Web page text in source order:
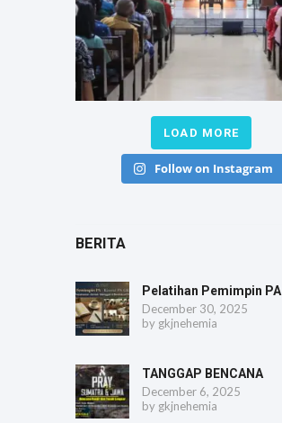
LOAD MORE
Follow on Instagram
BERITA
Pelatihan Pemimpin PA
December 30, 2025
by gkjnehemia
TANGGAP BENCANA
December 6, 2025
by gkjnehemia